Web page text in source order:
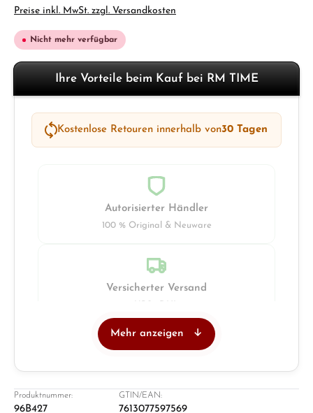
Preise inkl. MwSt. zzgl. Versandkosten
Nicht mehr verfügbar
Ihre Vorteile beim Kauf bei RM TIME
Kostenlose Retouren innerhalb von30 Tagen
Autorisierter Händler
100 % Original & Neuware
Versicherter Versand
Mehr anzeigen
Produktnummer:
96B427
GTIN/EAN:
7613077597569